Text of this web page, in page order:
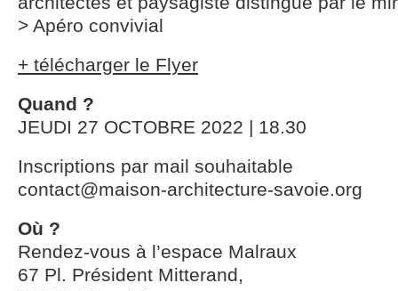
> Apéro convivial
+ télécharger le Flyer
Quand ?
JEUDI 27 OCTOBRE 2022 | 18.30
Inscriptions par mail souhaitable
contact@maison-architecture-savoie.org
Où ?
Rendez-vous à l’espace Malraux
67 Pl. Président Mitterand,